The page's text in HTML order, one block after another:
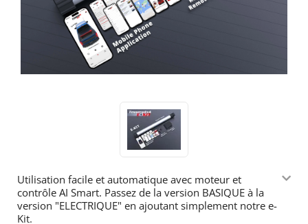
Utilisation facile et automatique avec moteur et
contrôle AI Smart. Passez de la version BASIQUE à la
version "ELECTRIQUE" en ajoutant simplement notre e-
Kit.